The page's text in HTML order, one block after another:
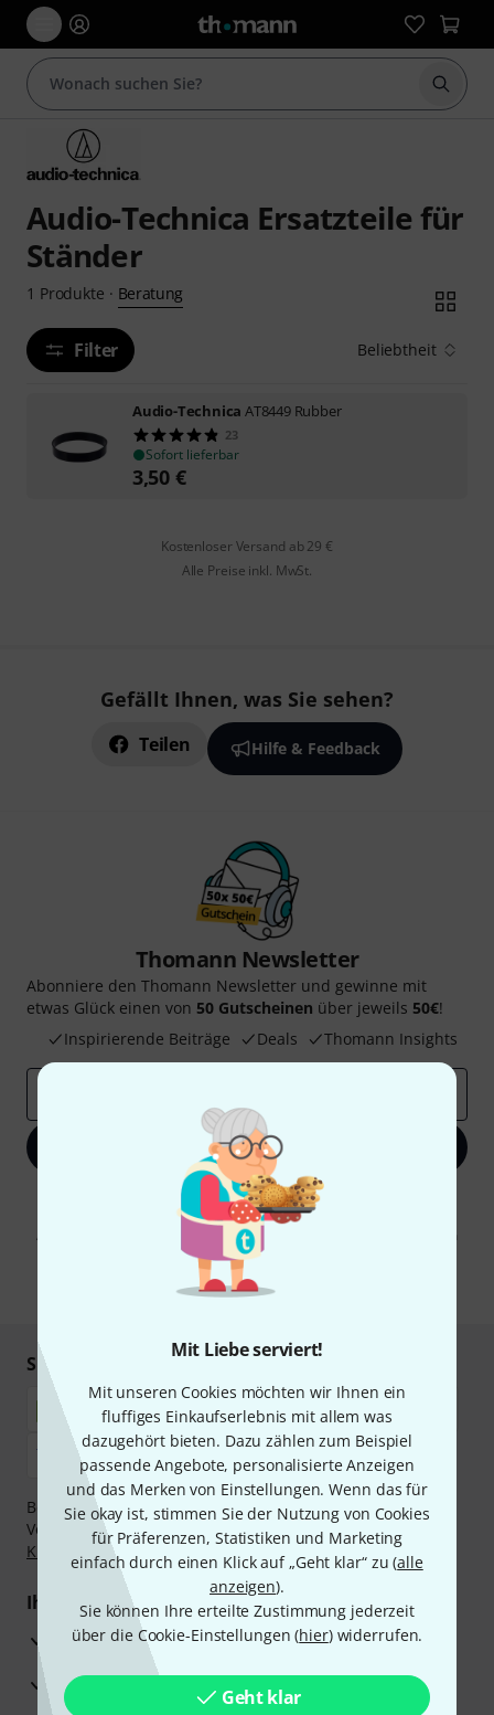
Mit Liebe serviert!
Mit unseren Cookies möchten wir Ihnen ein
fluffiges Einkaufserlebnis mit allem was
dazugehört bieten. Dazu zählen zum Beispiel
passende Angebote, personalisierte Anzeigen
und das Merken von Einstellungen. Wenn das für
Sie okay ist, stimmen Sie der Nutzung von Cookies
für Präferenzen, Statistiken und Marketing
einfach durch einen Klick auf „Geht klar“ zu (alle
anzeigen).
Sie können Ihre erteilte Zustimmung jederzeit
über die Cookie-Einstellungen (hier) widerrufen.
Geht klar
Suche
Audio-Technica Ersatzteile für
Ständer
1 Produkte · Beratung
Filter Beliebtheit
Audio-Technica AT8449 Rubber
23
Sofort lieferbar
3,50 €
Kostenloser Versand ab 29 €
Alle Preise inkl. MwSt.
Gefällt Ihnen, was Sie sehen?
Teilen Hilfe & Feedback
Thomann Newsletter
Abonniere den Thomann Newsletter und gewinne mit
etwas Glück einen von 50 Gutscheinen über jeweils 50€!
Inspirierende Beiträge
Deals Thomann Insights
Jetzt anmelden
Mit Klick auf „Jetzt anmelden“ stimmen Sie dem Erhalt von E-Mail-
Werbung und einer Messung des E-Mail-Nutzungsverhaltens zu. Die
Abmeldung ist jederzeit möglich. Weitere Informationen finden Sie in
unseren
Datenschutzhinweisen
* Pflichtfeld
Sicher einkaufen & bezahlen
Bezahlen Sie vertraulich und sicher per Nachnahme,
Vorkasse, PayPal, Amazon Pay, Klarna Sofort bezahlen
Klarna Ratenzahlungoder Kreditkarte.
Ihre Vorteile
3 Jahre Thomann Garantie
30 Tage Money-Back-Garantie